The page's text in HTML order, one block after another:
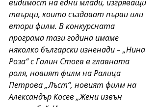
видимост на едни млади, изгряващи
твърци, които създават първи или
втори филм. В конкурсната
програма тази година имаме
няколко български изненади – „Нина
Роза“ с Галин Стоев в главната
роля, новият филм на Ралица
Петрова „Лъст“, новият филм на
Александър Косев „Жени извън